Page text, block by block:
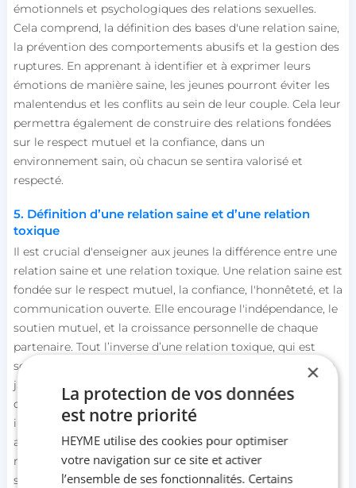
émotionnels et psychologiques des relations sexuelles.
Cela comprend, la définition des bases d'une relation saine,
la prévention des comportements abusifs et la gestion des
ruptures. En apprenant à identifier et à exprimer leurs
émotions de manière saine, les jeunes pourront éviter les
malentendus et les conflits au sein de leur couple. Cela leur
permettra également de construire des relations fondées
sur le respect mutuel et la confiance, dans un
environnement sain, où chacun se sentira valorisé et
respecté.
5. Définition d’une relation saine et d’une relation
toxique
Il est crucial d'enseigner aux jeunes la différence entre une
relation saine et une relation toxique. Une relation saine est
fondée sur le respect mutuel, la confiance, l'honnêteté, et la
communication ouverte. Elle encourage l'indépendance, le
soutien mutuel, et la croissance personnelle de chaque
partenaire. Tout l’inverse d’une relation toxique, qui est
souvent marquée par des comportements de contrôle, de
jalousie excessive, de manipulation émotionnelle et
d'absence de respect des limites personnelles. Il est donc
important que les programmes d'
abordent ce sujet pour permettre aux jeunes de
reconnaîtreles signes d'une relation toxiquetout en
sachant comment s’en défaire et s’en sortir par la suite.
×
La protection de vos données
est notre priorité
HEYME utilise des cookies pour optimiser
votre navigation sur ce site et activer
l’ensemble de ses fonctionnalités. Certains